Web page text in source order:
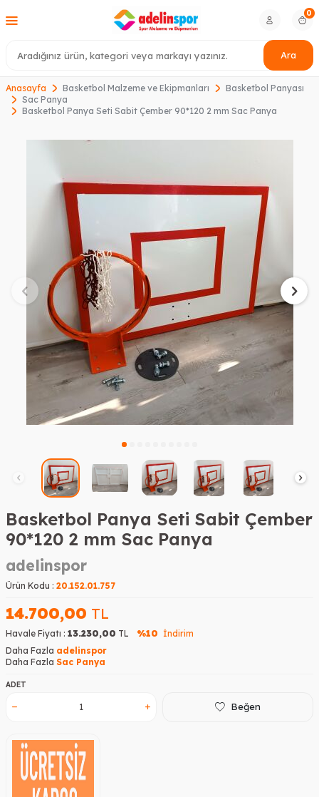
Ara
0
Anasayfa Basketbol Malzeme ve Ekipmanları
Basketbol Panyası
Sac Panya
Basketbol Panya Seti Sabit Çember 90*120 2 mm Sac Panya
Basketbol Panya Seti Sabit Çember
90*120 2 mm Sac Panya
adelinspor
Ürün Kodu : 20.152.01.757
14.700,00 TL
Havale Fiyatı : 13.230,00 TL %10 İndirim
Daha Fazla adelinspor
Daha Fazla Sac Panya
ADET
Beğen